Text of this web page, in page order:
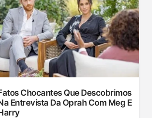
Chocantes Que Descobrimos
Entrevista Da Oprah Com Meg E